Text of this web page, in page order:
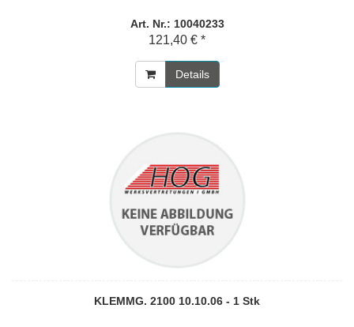
Art. Nr.: 10040233
121,40 € *
Details
KLEMMG. 2100 10.10.06 - 1 Stk